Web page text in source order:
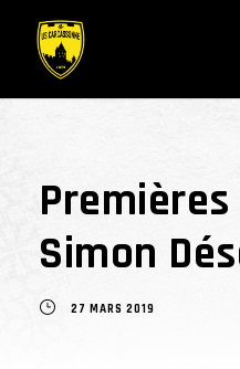
Simon
27 MARS 2019